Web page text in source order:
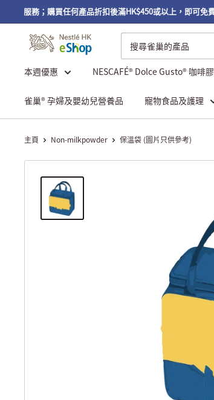
取服務；購買任何產品折扣後滿HK$450或以上，即可免費
本週優惠 NESCAFÉ® Dolce Gusto® 咖啡
雀巢® 孕婦及嬰幼兒營養品 寵物食品及護理
主頁 Non-milkpowder 保溫袋 (圖片只供參考)